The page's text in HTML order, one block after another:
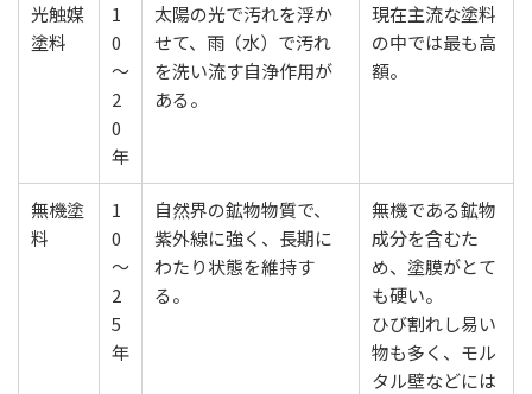
光触媒
塗料
1
0
〜
2
0
年
太陽の光で汚れを浮か
せて、⾬（水）で汚れ
を洗い流す⾃浄作⽤が
ある。
現在主流な塗料
の中では最も高
額。
無機塗
料
1
0
〜
2
5
年
自然界の鉱物物質で、
紫外線に強く、長期に
わたり状態を維持す
る。
無機である鉱物
成分を含むた
め、塗膜がとて
も硬い。
ひび割れし易い
物も多く、モル
タル壁などには